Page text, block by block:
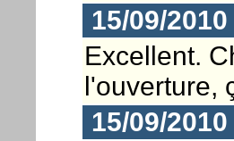
15/09/
Excellent.
l'ouverture,
15/09/